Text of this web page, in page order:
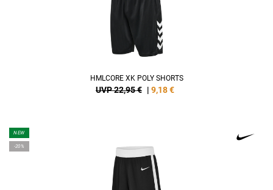
HMLCORE XK POLY SHORTS
UVP 22,95 € | 9,18€
NEW
-20%